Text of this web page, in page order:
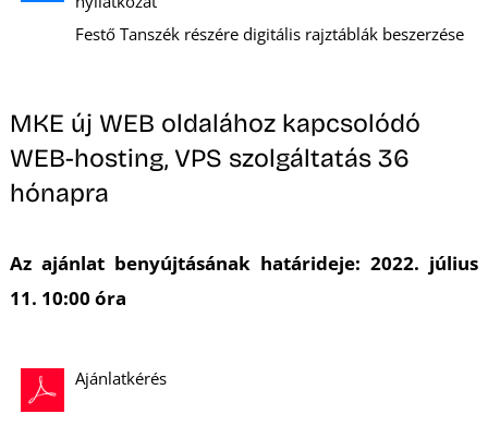
Festő Tanszék részére digitális rajztáblák beszerzése
MKE új WEB oldalához kapcsolódó
WEB-hosting, VPS szolgáltatás 36
hónapra
Az ajánlat benyújtásának határideje: 2022. július
11. 10:00 óra
Ajánlatkérés